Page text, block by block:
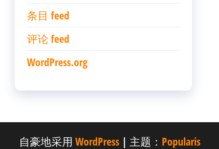
条目 feed
评论 feed
WordPress.org
自豪地采用 WordPress | 主题： Popularis